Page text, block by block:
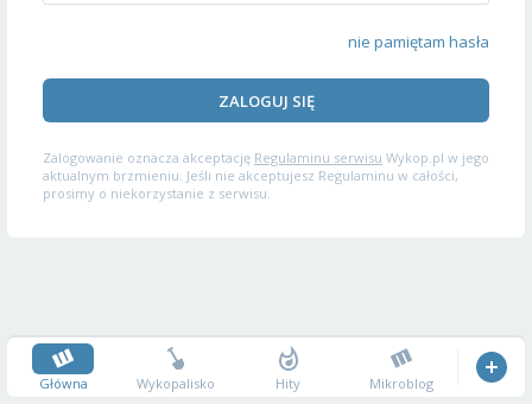
nie pamiętam hasła
ZALOGUJ SIĘ
Zalogowanie oznacza akceptację Regulaminu serwisu Wykop.pl w jego
aktualnym brzmieniu. Jeśli nie akceptujesz Regulaminu w całości,
prosimy o niekorzystanie z serwisu.
Główna Wykopalisko Hity Mikroblog